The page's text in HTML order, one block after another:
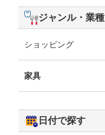
ジャンル・業種
ショッピング
家具
日付で探す